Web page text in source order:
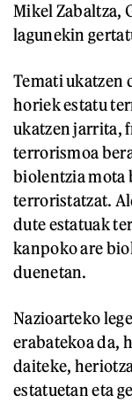
Mikel Zabaltza,
lagunekin
Temati ukatzen
horiek estatu
ukatzen jarrita,
terrorismoa
biolentzia mota
terroristatzat.
dute estatuak
kanpoko are
duenetan.
Nazioarteko
erabatekoa da,
daiteke,
estatuetan eta